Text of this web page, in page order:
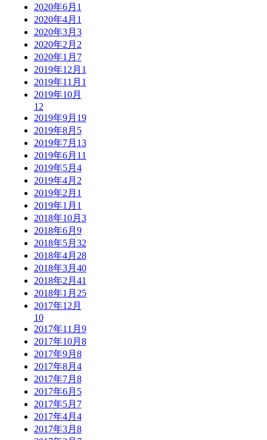
2020年6月 1
2020年4月 1
2020年3月 3
2020年2月 2
2020年1月 7
2019年12月 1
2019年11月 1
2019年10月
12
2019年9月 19
2019年8月 5
2019年7月 13
2019年6月 11
2019年5月 4
2019年4月 2
2019年2月 1
2019年1月 1
2018年10月 3
2018年6月 9
2018年5月 32
2018年4月 28
2018年3月 40
2018年2月 41
2018年1月 25
2017年12月
10
2017年11月 9
2017年10月 8
2017年9月 8
2017年8月 4
2017年7月 8
2017年6月 5
2017年5月 7
2017年4月 4
2017年3月 8